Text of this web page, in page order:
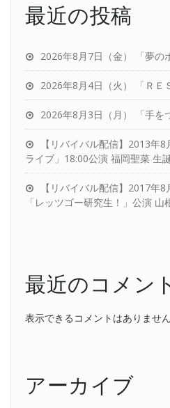
最近の投稿
2026年8月7日（金） 「夢の
2026年8月4日（火） 「ＲＥ
2026年8月3日（月） 「手を
【リバイバル配信】2013年
ライブ」18:00公演 福岡聖菜 生
【リバイバル配信】2017年
「レッツゴー研究生！」公演 山
最近のコメン
表示できるコメントはありません
アーカイブ